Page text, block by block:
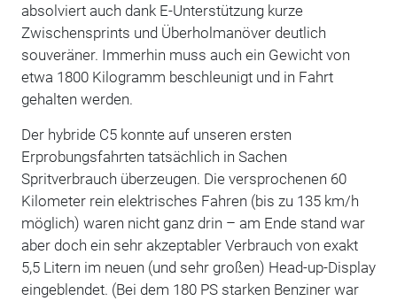
absolviert auch dank E-Unterstützung kurze
Zwischensprints und Überholmanöver deutlich
souveräner. Immerhin muss auch ein Gewicht von
etwa 1800 Kilogramm beschleunigt und in Fahrt
gehalten werden.
Der hybride C5 konnte auf unseren ersten
Erprobungsfahrten tatsächlich in Sachen
Spritverbrauch überzeugen. Die versprochenen 60
Kilometer rein elektrisches Fahren (bis zu 135 km/h
möglich) waren nicht ganz drin – am Ende stand war
aber doch ein sehr akzeptabler Verbrauch von exakt
5,5 Litern im neuen (und sehr großen) Head-up-Display
eingeblendet. (Bei dem 180 PS starken Benziner war